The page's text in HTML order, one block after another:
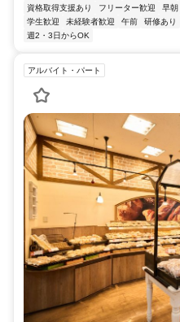
資格取得支援あり
フリーター歓迎 早朝
学生歓迎
未経験者歓迎 午前 研修あり
週2・3日からOK
アルバイト・パート